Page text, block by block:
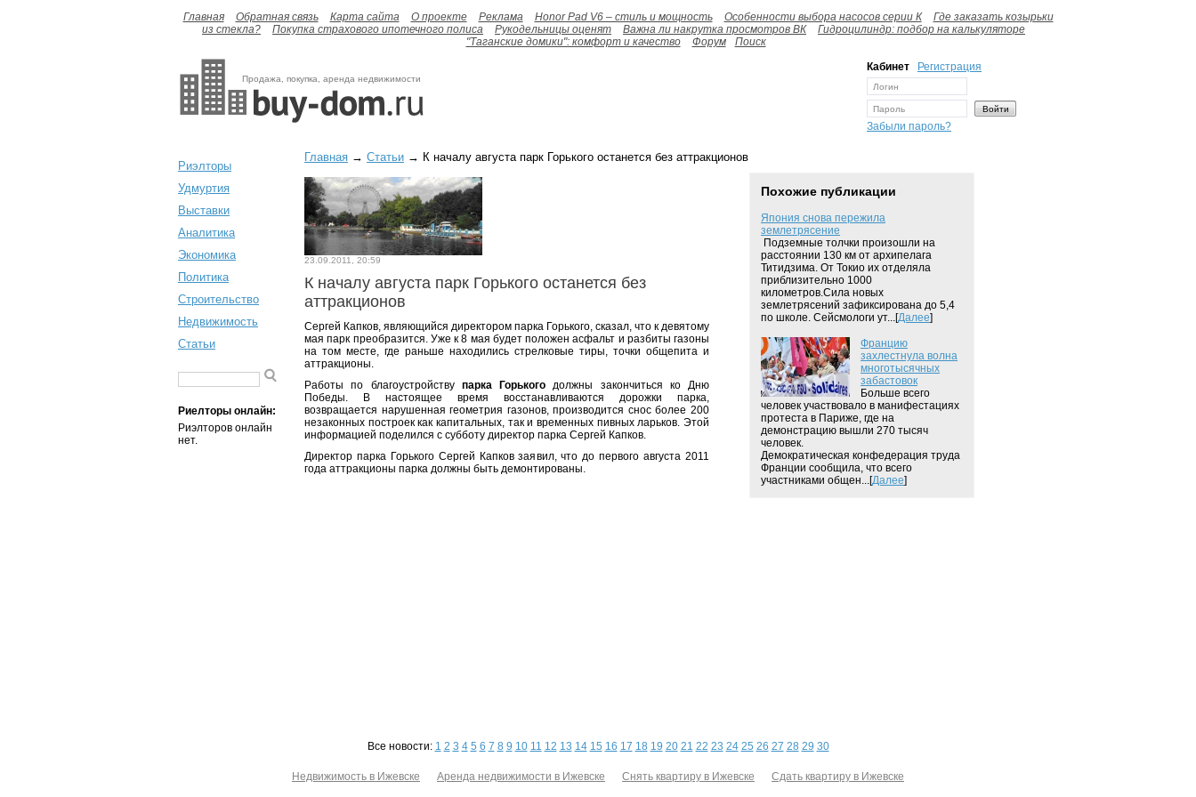
Главная Обратная связь Карта сайта О проекте Реклама Honor Pad V6 – стиль и мощность Особенности выбора насосов серии К
Где заказать козырьки
из стекла?
Покупка страхового ипотечного полиса Рукодельницы оценят Важна ли накрутка просмотров ВК
Гидроцилиндр: подбор на калькуляторе
"Таганские домики": комфорт и качество
Форум Поиск
Продажа, покупка, аренда недвижимости
Кабинет Регистрация
Забыли пароль?
Риэлторы
Удмуртия
Выставки
Аналитика
Экономика
Политика
Строительство
Недвижимость
Статьи
Риелторы онлайн:
Риэлторов онлайн
нет.
Главная → Статьи → К началу августа парк Горького останется без аттракционов
23.09.2011, 20:59
К началу августа парк Горького останется без
аттракционов
Сергей Капков, являющийся директором парка Горького, сказал, что к девятому
мая парк преобразится. Уже к 8 мая будет положен асфальт и разбиты газоны
на том месте, где раньше находились стрелковые тиры, точки общепита и
аттракционы.
Работы по благоустройству парка Горькогодолжны закончиться ко Дню
Победы. В настоящее время восстанавливаются дорожки парка,
возвращается нарушенная геометрия газонов, производится снос более 200
незаконных построек как капитальных, так и временных пивных ларьков. Этой
информацией поделился с субботу директор парка Сергей Капков.
Директор парка Горького Сергей Капков заявил, что до первого августа 2011
года аттракционы парка должны быть демонтированы.
Похожие публикации
Япония снова пережила
землетрясение
Подземные толчки произошли на
расстоянии 130 км от архипелага
Титидзима. От Токио их отделяла
приблизительно 1000
километров.Сила новых
землетрясений зафиксирована до 5,4
по школе. Сейсмологи ут...[Далее]
Францию
захлестнула волна
многотысячных
забастовок
Больше всего
человек участвовало в манифестациях
протеста в Париже, где на
демонстрацию вышли 270 тысяч
человек.
Демократическая конфедерация труда
Франции сообщила, что всего
участниками общен...[Далее]
Все новости: 1 2 3 4 5 6 7 8 9 10 11 12 13 14 15 16 17 18 19 20 21 22 23 24 25 26 27 28 29 30
Недвижимость в Ижевске Аренда недвижимости в Ижевске Снять квартиру в Ижевске Сдать квартиру в Ижевске